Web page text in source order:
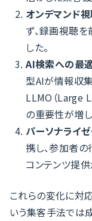
オンデマンド
ず、録画視聴
した。
AI検索への最
型AIが情報収
LLMO（
の重要性が増し
パーソナライ
携し、参加者
コンテンツ提供
これらの変化に対
いう集客手法では